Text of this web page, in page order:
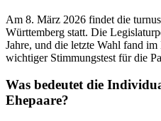
Am 8. März 2026 findet die
Württemberg statt. Die
Jahre, und die letzte Wahl fand
wichtiger Stimmungstest für die
Was bedeutet die
Ehepaare?